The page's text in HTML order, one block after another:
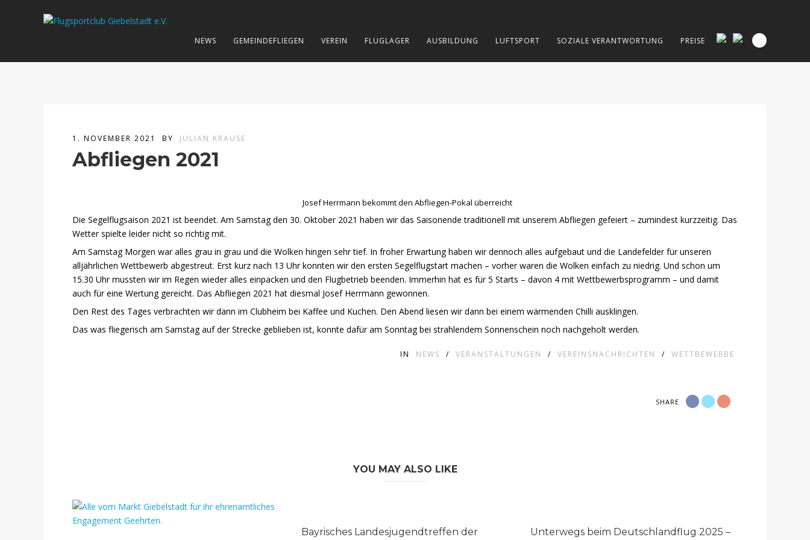
NEWS GEMEINDEFLIEGEN VEREIN FLUGLAGER AUSBILDUNG LUFTSPORT SOZIALE VERANTWORTUNG PREISE
1. NOVEMBER 2021 BY JULIAN KRAUSE
Abfliegen 2021
Josef Herrmann bekommt den Abfliegen-Pokal überreicht
Die Segelflugsaison 2021 ist beendet. Am Samstag den 30. Oktober 2021 haben wir das Saisonende traditionell mit unserem Abfliegen gefeiert – zumindest kurzzeitig. Das
Wetter spielte leider nicht so richtig mit.
Am Samstag Morgen war alles grau in grau und die Wolken hingen sehr tief. In froher Erwartung haben wir dennoch alles aufgebaut und die Landefelder für unseren
alljährlichen Wettbewerb abgestreut. Erst kurz nach 13 Uhr konnten wir den ersten Segelflugstart machen – vorher waren die Wolken einfach zu niedrig. Und schon um
15.30 Uhr mussten wir im Regen wieder alles einpacken und den Flugbetrieb beenden. Immerhin hat es für 5 Starts – davon 4 mit Wettbewerbsprogramm – und damit
auch für eine Wertung gereicht. Das Abfliegen 2021 hat diesmal Josef Herrmann gewonnen.
Den Rest des Tages verbrachten wir dann im Clubheim bei Kaffee und Kuchen. Den Abend liesen wir dann bei einem wärmenden Chilli ausklingen.
Das was fliegerisch am Samstag auf der Strecke geblieben ist, konnte dafür am Sonntag bei strahlendem Sonnenschein noch nachgeholt werden.
IN NEWS / VERANSTALTUNGEN / VEREINSNACHRICHTEN / WETTBEWERBE
SHARE
YOU MAY ALSO LIKE
Bayrisches Landesjugendtreffen der
Unterwegs beim Deutschlandflug 2025 –